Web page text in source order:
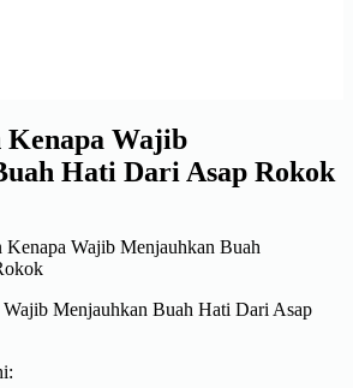
Wajib
Hati Dari Asap Rokok
Menjauhkan Buah Hati Dari Asap